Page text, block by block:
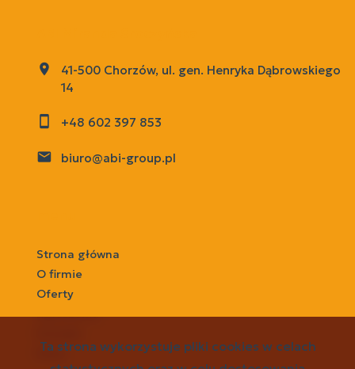
41-500 Chorzów, ul. gen. Henryka Dąbrowskiego
14
+48 602 397 853
biuro@abi-group.pl
Strona główna
O firmie
Oferty
Zgłoszenia
Rodo
Ta strona wykorzystuje pliki cookies w celach